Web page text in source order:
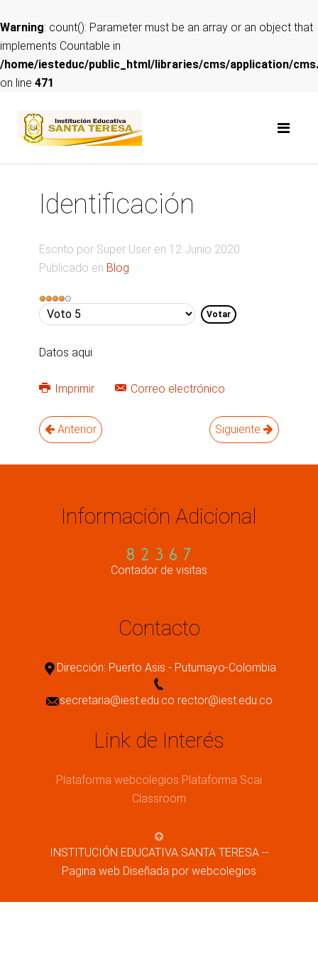
Warning: count(): Parameter must be an array or an object that
implements Countable in
/home/iesteduc/public_html/libraries/cms/application/
on line 471
Identificación
Escrito por Super User en 12 Junio 2020.
Publicado en Blog
Ratio:4/5
Por
vote
Datos aqui
Imprimir Correo electrónico
Anterior Siguiente
Información Adicional
Contador de visitas
Contacto
Dirección: Puerto Asis - Putumayo-Colombia
secretaria@iest.edu.co rector@iest.edu.co
Link de Interés
Plataforma webcolegios Plataforma Scai
Classroom
INSTITUCIÓN EDUCATIVA SANTA TERESA --
Pagina web Diseñada por webcolegios